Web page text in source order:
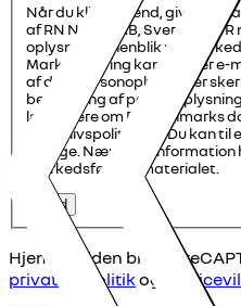
Når du klikker send, giver du
af RN Nordic AB, Sverige,
oplysninger henblik på
Markedsføring kan ske per e-
af dine personoplysninger
behandling af
læse mere om RN Danmarks
privatlivspolitik
. Du kan
tilbage. Nærmere information
markedsføringsmaterialet.
Send
Hjemmesiden bruger
privatlivspolitikog